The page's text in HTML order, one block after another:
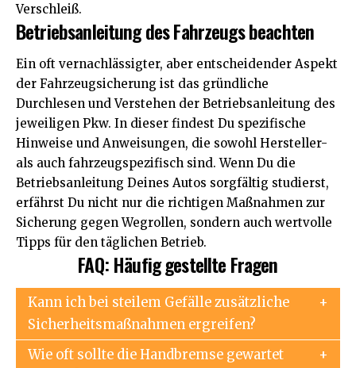
Verschleiß.
Betriebsanleitung des Fahrzeugs beachten
Ein oft vernachlässigter, aber entscheidender Aspekt
der Fahrzeugsicherung ist das gründliche
Durchlesen und Verstehen der Betriebsanleitung des
jeweiligen Pkw. In dieser findest Du spezifische
Hinweise und Anweisungen, die sowohl Hersteller-
als auch fahrzeugspezifisch sind. Wenn Du die
Betriebsanleitung Deines Autos sorgfältig studierst,
erfährst Du nicht nur die richtigen Maßnahmen zur
Sicherung gegen Wegrollen, sondern auch wertvolle
Tipps für den täglichen Betrieb.
FAQ: Häufig gestellte Fragen
Kann ich bei steilem Gefälle zusätzliche
Sicherheitsmaßnahmen ergreifen?
Wie oft sollte die Handbremse gewartet